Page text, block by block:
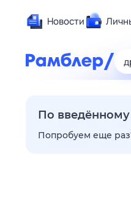
Новости
По введённому
Попробуем еще